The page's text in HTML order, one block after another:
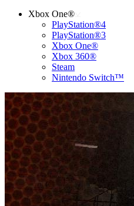
Xbox One®
PlayStation®4
PlayStation®3
Xbox One®
Xbox 360®
Steam
Nintendo Switch™